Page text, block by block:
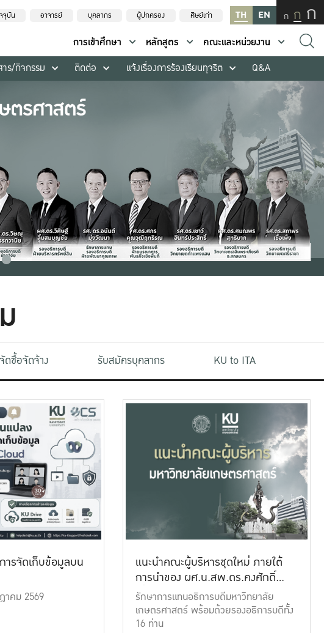
จุบัน อาจารย์ บุคลากร ผู้ปกครอง ศิษย์เก่า TH EN ก ก ก
การเข้าศึกษา หลักสูตร
คณะและหน่วยงาน
าร/กิจกรรม ติดต่อ แจ้งเรื่องการร้องเรียนทุจริต Q&A
จัดซื้อจัดจ้าง รับสมัครบุคลากร KU to ITA
ารจัดเก็บข้อมูลบน
าคม 2569
แนะนำคณะผู้บริหารชุดใหม่ ภายใต้
การนำของ ผศ.น.สพ.ดร.คงศักดิ์
เที่ยงธรรม
รักษาการแทนอธิการบดีมหาวิทยาลัย
เกษตรศาสตร์ พร้อมด้วยรองอธิการบดีทั้ง
16 ท่าน